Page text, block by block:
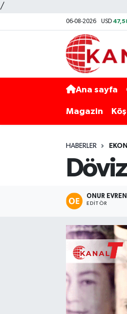
/
06-08-2026 USD
Ana sayfa
Magazin
HABERLER
ONUR
EDITÖR